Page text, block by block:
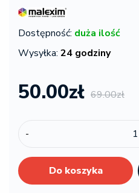
Dostępność: duża ilość
Wysyłka: 24 godziny
50.00zł 69.00zł
-
Do koszyka